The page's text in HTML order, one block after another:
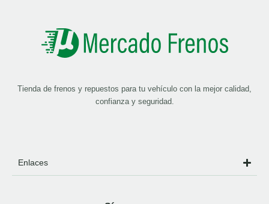
Tienda de frenos y repuestos para tu vehículo con la mejor calidad,
confianza y seguridad.
Enlaces